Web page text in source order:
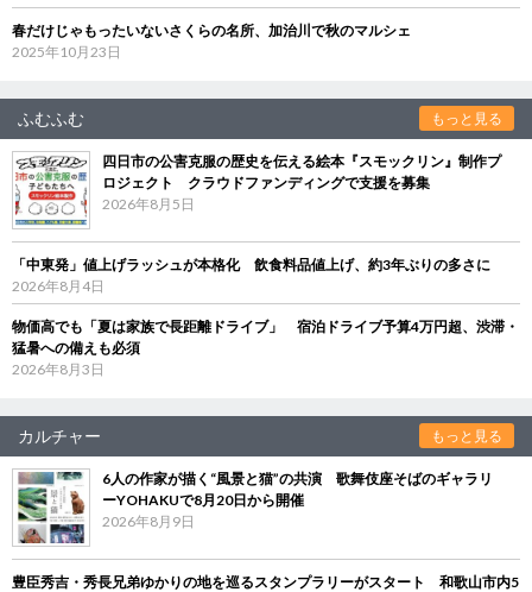
春だけじゃもったいないさくらの名所、加治川で秋のマルシェ
2025年10月23日
ふむふむ もっと見る
四日市の公害克服の歴史を伝える絵本『スモックリン』制作プ
ロジェクト クラウドファンディングで支援を募集
2026年8月5日
「中東発」値上げラッシュが本格化 飲食料品値上げ、約3年ぶりの多さに
2026年8月4日
物価高でも「夏は家族で長距離ドライブ」 宿泊ドライブ予算4万円超、渋滞・
猛暑への備えも必須
2026年8月3日
カルチャー もっと見る
6人の作家が描く“風景と猫”の共演 歌舞伎座そばのギャラリ
ーYOHAKUで8月20日から開催
2026年8月9日
豊臣秀吉・秀長兄弟ゆかりの地を巡るスタンプラリーがスタート 和歌山市内5